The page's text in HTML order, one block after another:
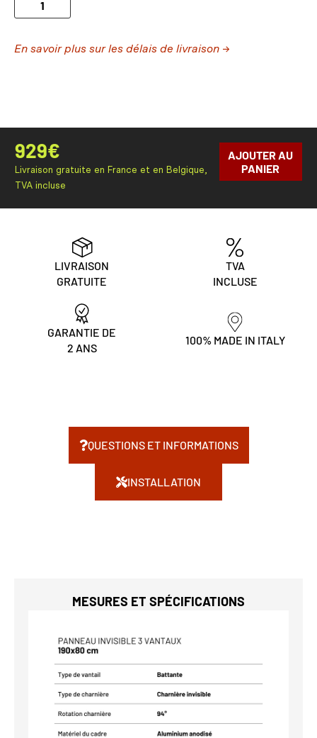
En savoir plus sur les délais de livraison →
929€
Livraison gratuite en France et en Belgique,
TVA incluse
AJOUTER AU
PANIER
LIVRAISON
GRATUITE
TVA
INCLUSE
GARANTIE DE
2 ANS
100% MADE IN ITALY
QUESTIONS ET INFORMATIONS
INSTALLATION
MESURES ET SPÉCIFICATIONS